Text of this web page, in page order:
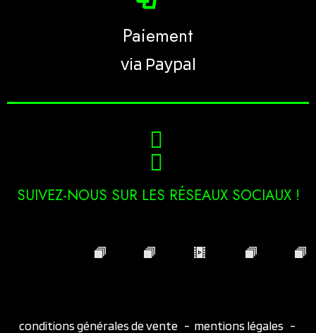
Paiement
via Paypal
SUIVEZ-NOUS SUR LES RÉSEAUX SOCIAUX !
conditions générales de vente - mentions légales -